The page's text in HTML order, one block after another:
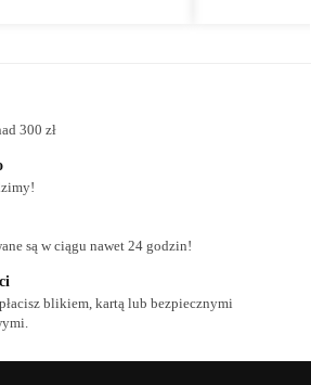
300 zł
są w ciągu nawet 24 godzin!
blikiem, kartą lub bezpiecznymi